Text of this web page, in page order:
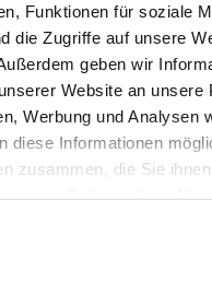
Funktionen für soziale
die Zugriffe auf unsere
geben wir
Website an unsere
Werbung und Analysen
diese Informationen
zusammen, die Sie
der Nähe!
Plattform findest Du eine
die nach Städten
Egal, ob Du eine neue
suchst, einen
einfach eine Stelle in Deinem